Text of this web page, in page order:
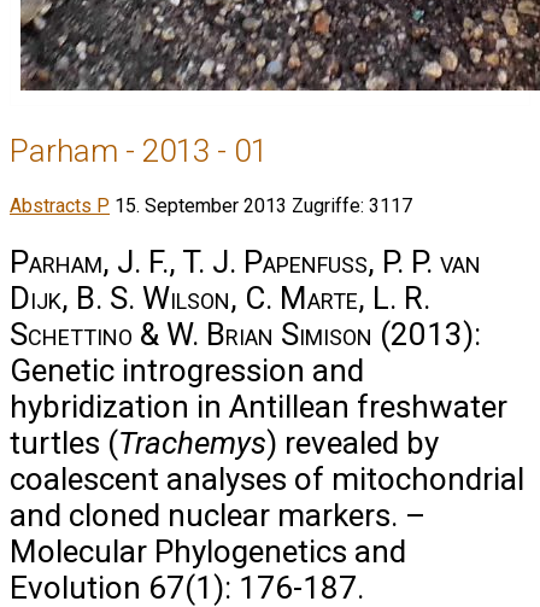
Parham - 2013 - 01
Abstracts P 15. September 2013 Zugriffe: 3117
Parham, J. F., T. J. Papenfuss, P. P. van
Dijk, B. S. Wilson, C. Marte, L. R.
Schettino & W. Brian Simison (2013):
Genetic introgression and
hybridization in Antillean freshwater
turtles (Trachemys) revealed by
coalescent analyses of mitochondrial
and cloned nuclear markers. –
Molecular Phylogenetics and
Evolution 67(1): 176-187.